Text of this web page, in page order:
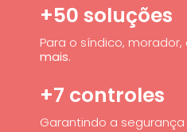
+50 soluções
Para o síndico,
mais.
+7 controles
Garantindo a